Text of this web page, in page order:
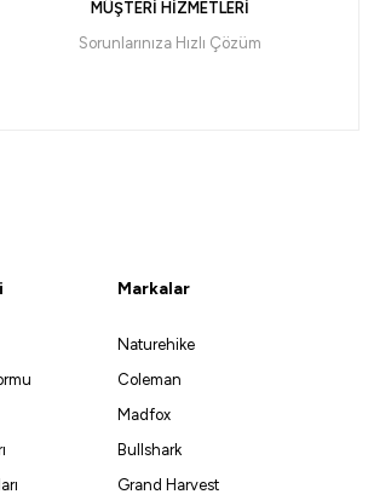
35gr 2 Parça Olta Kamışı
MÜŞTERİ HİZMETLERİ
Sorunlarınıza Hızlı Çözüm
Markalar
Naturehike
Coleman
Madfox
Bullshark
Grand Harvest